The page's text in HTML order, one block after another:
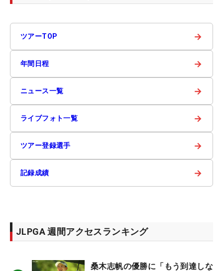
ツアーTOP →
年間日程 →
ニュース一覧 →
ライブフォト一覧 →
ツアー登録選手 →
記録成績 →
JLPGA 週間アクセスランキング
桑木志帆の優勝に「もう到達しな